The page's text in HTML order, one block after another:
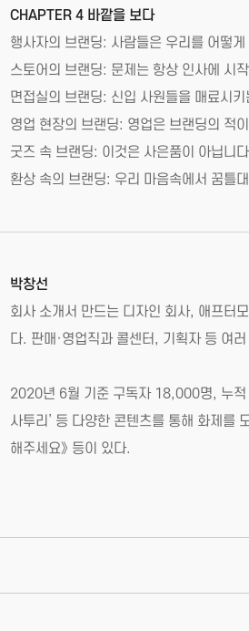
CHAPTER 4 바깥을 보다
행사자의 브랜딩: 사람들은 우리를 어떻
스토어의 브랜딩: 문제는 항상 인사에 시
면접실의 브랜딩: 신입 사원들을 매료시
영업 현장의 브랜딩: 영업은 브랜딩의 적
굿즈 속 브랜딩: 이것은 사은품이 아닙니
환상 속의 브랜딩: 우리 마음속에서 꿈틀
박창선
회사 소개서 만드는 디자인 회사, 애프터
다. 판매·영업직과 콜센터, 기획자 등 여
2020년 6월 기준 구독자 18,000명, 누적
사투리’ 등 다양한 콘텐츠를 통해 화제를
해주세요》 등이 있다.